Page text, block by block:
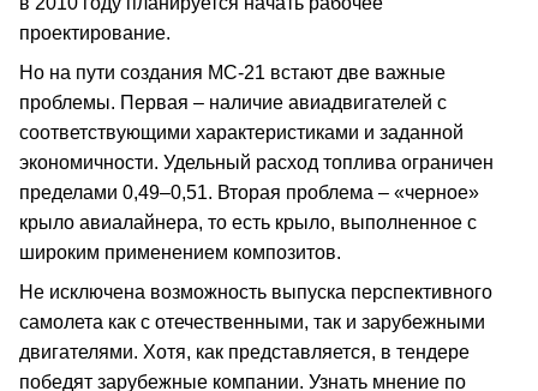
проектирование.
Но на пути создания МС-21 встают две важные
проблемы. Первая – наличие авиадвигателей с
соответствующими характеристиками и заданной
экономичности. Удельный расход топлива ограничен
пределами 0,49–0,51. Вторая проблема – «черное»
крыло авиалайнера, то есть крыло, выполненное с
широким применением композитов.
Не исключена возможность выпуска перспективного
самолета как с отечественными, так и зарубежными
двигателями. Хотя, как представляется, в тендере
победят зарубежные компании. Узнать мнение по